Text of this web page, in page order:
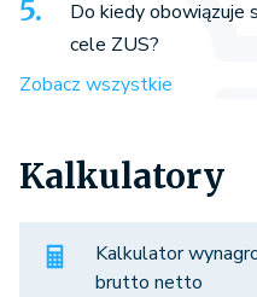
Do kiedy obowiązuje
cele ZUS?
Zobacz wszystkie
Kalkulatory
Kalkulator
brutto netto